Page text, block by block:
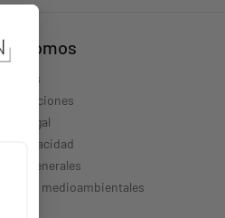
somos
somos
colecciones
legal
de privacidad
generales
medioambientales